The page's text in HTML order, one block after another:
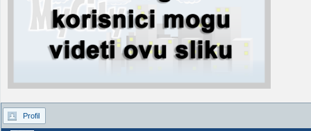
Profil